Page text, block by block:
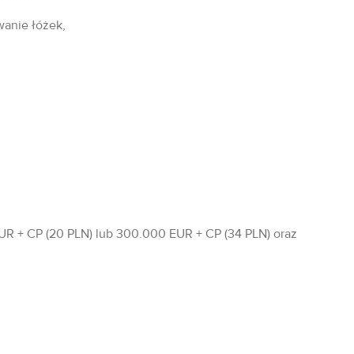
łóżek,
+ CP (20 PLN) lub 300.000 EUR + CP (34 PLN) oraz